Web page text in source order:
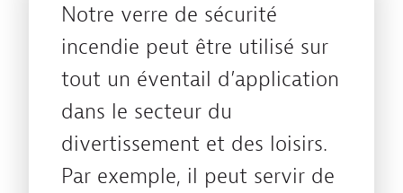
Notre verre de sécurité
incendie peut être utilisé sur
tout un éventail d’application
dans le secteur du
divertissement et des loisirs.
Par exemple, il peut servir de